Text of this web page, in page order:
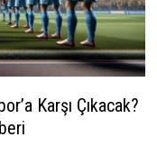
Karşı Çıkacak?